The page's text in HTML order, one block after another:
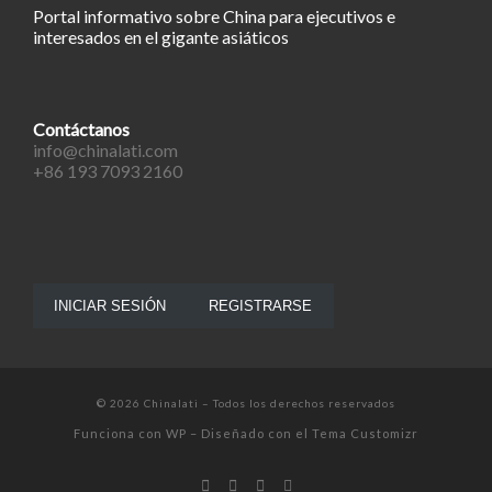
Portal informativo sobre China para ejecutivos e
interesados en el gigante asiáticos
Contáctanos
info@chinalati.com
+86 193 7093 2160
INICIAR SESIÓN REGISTRARSE
© 2026 Chinalati – Todos los derechos reservados
Funciona con WP – Diseñado con el Tema Customizr